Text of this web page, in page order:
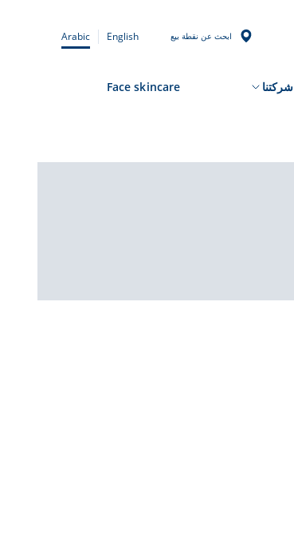
ابحث عن نقطة بيع English
Arabic
شركتنا Face skincare